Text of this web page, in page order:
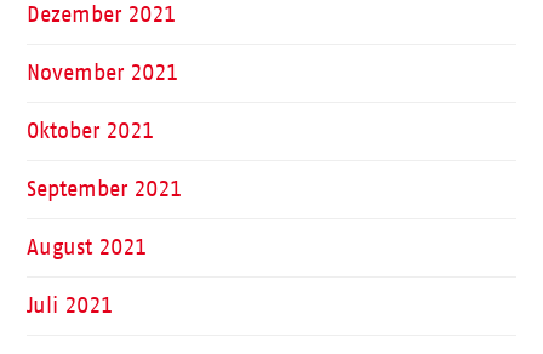
Dezember 2021
November 2021
Oktober 2021
September 2021
August 2021
Juli 2021